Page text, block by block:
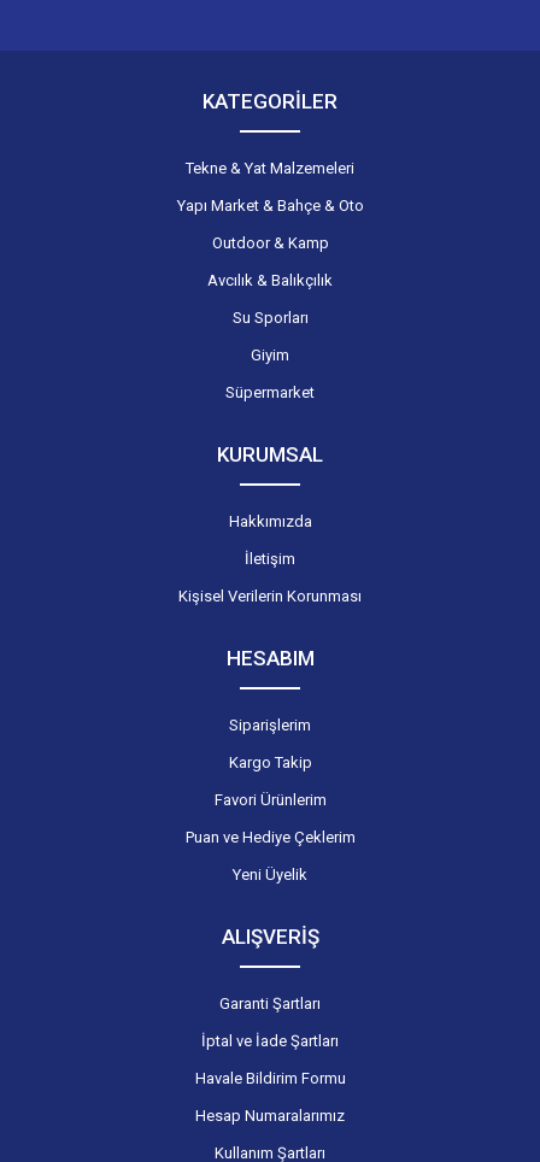
KATEGORİLER
Tekne & Yat Malzemeleri
Yapı Market & Bahçe & Oto
Outdoor & Kamp
Avcılık & Balıkçılık
Su Sporları
Giyim
Süpermarket
KURUMSAL
Hakkımızda
İletişim
Kişisel Verilerin Korunması
HESABIM
Siparişlerim
Kargo Takip
Favori Ürünlerim
Puan ve Hediye Çeklerim
Yeni Üyelik
ALIŞVERİŞ
Garanti Şartları
İptal ve İade Şartları
Havale Bildirim Formu
Hesap Numaralarımız
Kullanım Şartları